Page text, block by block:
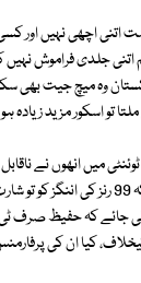
تو اسکور مزید زیادہ
کیلیے بھی نامزد کیا،
لی جائے کہ حفیظ
کیا ان کی